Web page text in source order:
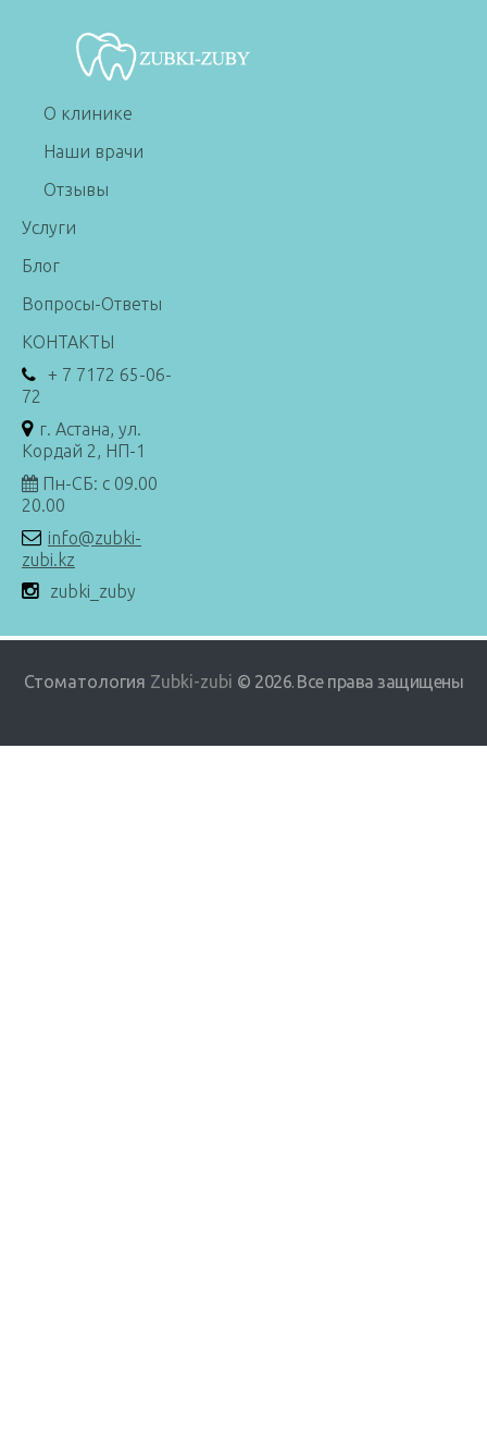
О клинике
Наши врачи
Отзывы
Услуги
Блог
Вопросы-Ответы
КОНТАКТЫ
+ 7 7172 65-06-
72
г. Астана, ул.
Кордай 2, НП-1
Пн-СБ: с 09.00
20.00
info@zubki-
zubi.kz
zubki_zuby
Стоматология Zubki-zubi © 2026. Все права защищены